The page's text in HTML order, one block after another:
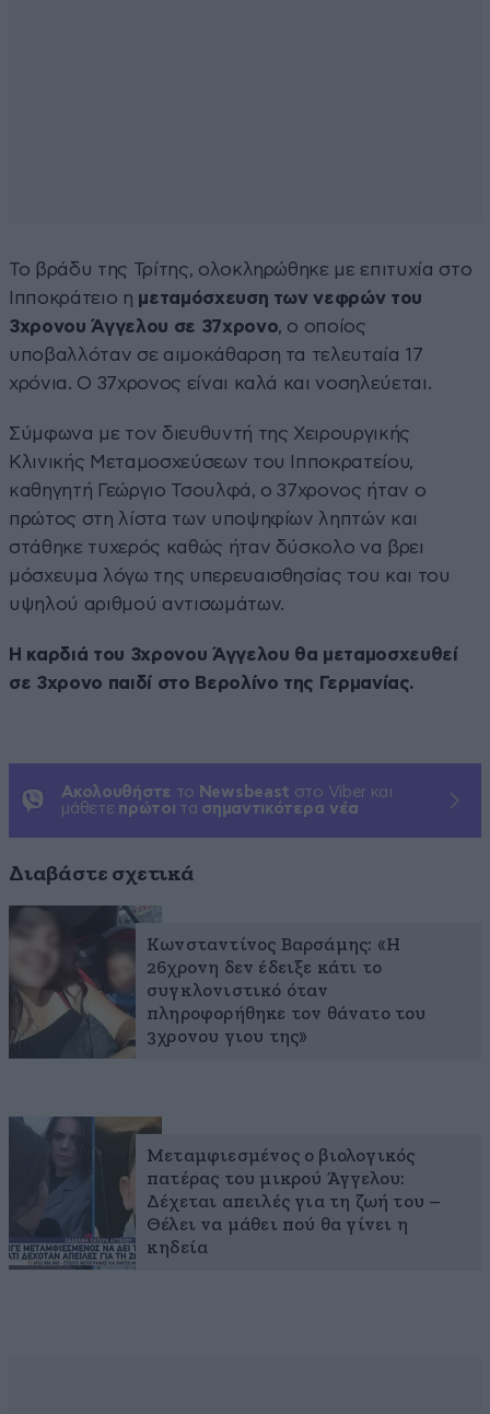
Το βράδυ της Τρίτης, ολοκληρώθηκε με επιτυχία στο
Ιπποκράτειο η μεταμόσχευση των νεφρών του
3χρονου Άγγελου σε 37χρονο, ο οποίος
υποβαλλόταν σε αιμοκάθαρση τα τελευταία 17
χρόνια. Ο 37χρονος είναι καλά και νοσηλεύεται.
Σύμφωνα με τον διευθυντή της Χειρουργικής
Κλινικής Μεταμοσχεύσεων του Ιπποκρατείου,
καθηγητή Γεώργιο Τσουλφά, ο 37χρονος ήταν ο
πρώτος στη λίστα των υποψηφίων ληπτών και
στάθηκε τυχερός καθώς ήταν δύσκολο να βρει
μόσχευμα λόγω της υπερευαισθησίας του και του
υψηλού αριθμού αντισωμάτων.
Η καρδιά του 3χρονου Άγγελου θα μεταμοσχευθεί
σε 3χρονο παιδί στο Βερολίνο της Γερμανίας.
Ακολουθήστε το Newsbeast στο Viber και
μάθετε πρώτοι τα σημαντικότερα νέα
Διαβάστε σχετικά
Κωνσταντίνος Βαρσάμης: «Η
26χρονη δεν έδειξε κάτι το
συγκλονιστικό όταν
πληροφορήθηκε τον θάνατο του
3χρονου γιου της»
Μεταμφιεσμένος ο βιολογικός
πατέρας του μικρού Άγγελου:
Δέχεται απειλές για τη ζωή του –
Θέλει να μάθει πού θα γίνει η
κηδεία